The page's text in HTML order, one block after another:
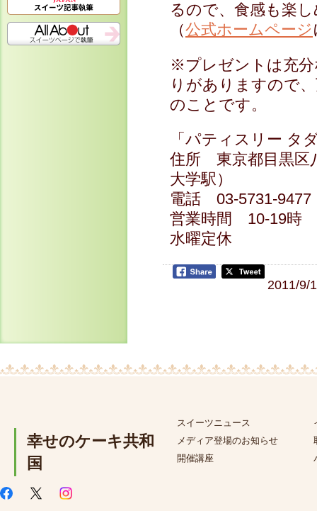
るので、食感も楽
（公式ホームページ
※プレゼントは充分
りがありますので
のことです。
「パティスリー タ
住所 東京都目黒区
大学駅）
電話 03-5731-9477
営業時間 10-19時
水曜定休
2011/9/
幸せのケーキ共和
国
スイーツニュース
メディア登場のお知らせ
開催講座